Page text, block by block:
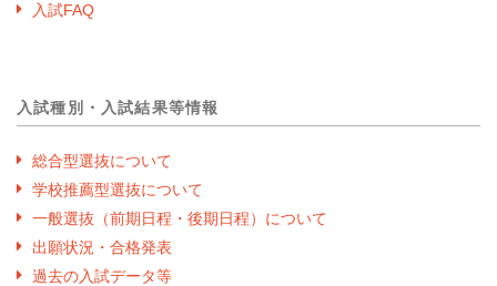
入試FAQ
入試種別・入試結果等情報
総合型選抜について
学校推薦型選抜について
一般選抜（前期日程・後期日程）について
出願状況・合格発表
過去の入試データ等